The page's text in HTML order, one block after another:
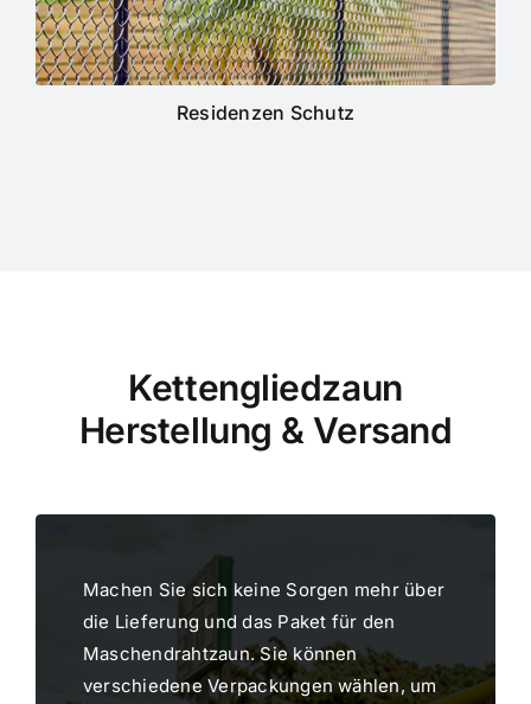
Residenzen Schutz
Kettengliedzaun
Herstellung & Versand
Machen Sie sich keine Sorgen mehr über
die Lieferung und das Paket für den
Maschendrahtzaun. Sie können
verschiedene Verpackungen wählen, um